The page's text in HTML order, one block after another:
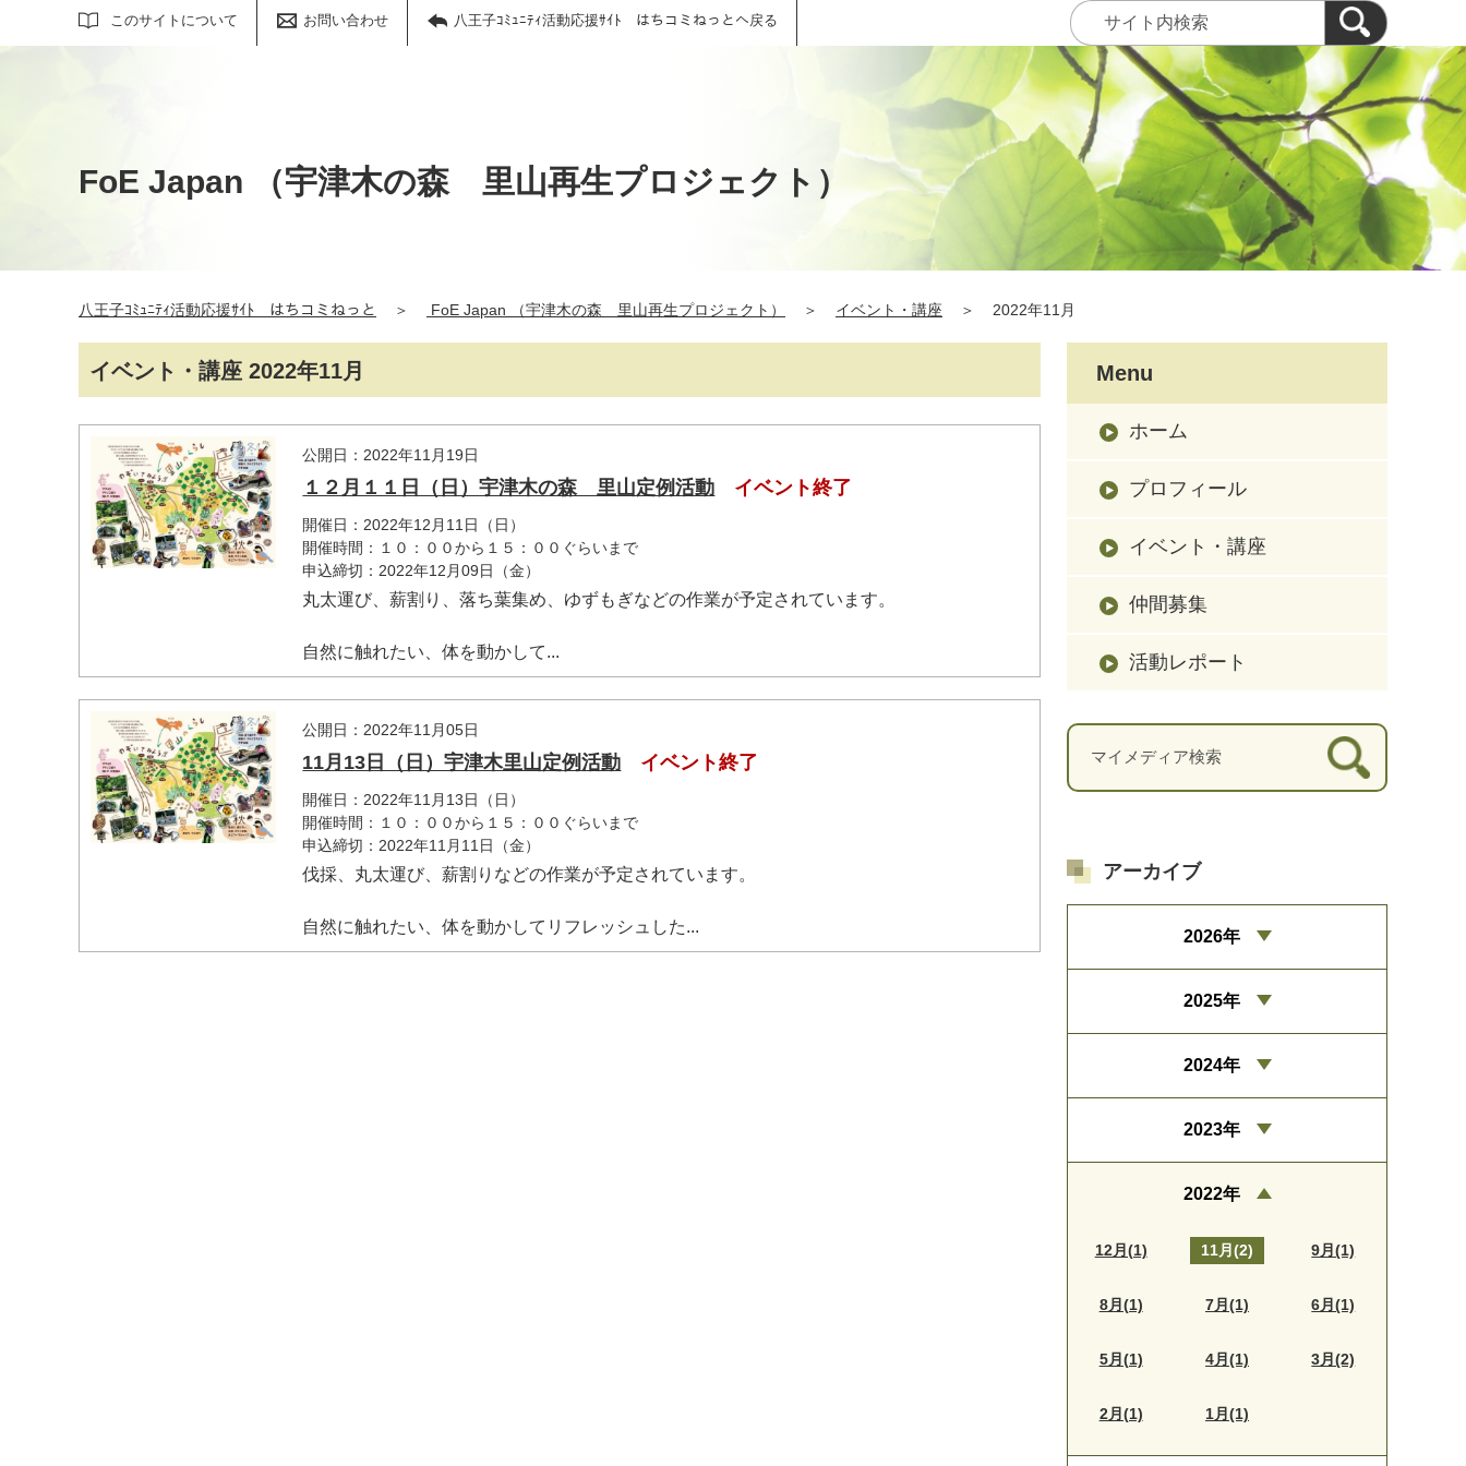
このサイトについて お問い合わせ 八王子ｺﾐｭﾆﾃｨ活動応援ｻｲﾄ はちコミねっとへ戻る
サイト内検索
FoE Japan （宇津木の森 里山再生プロジェクト）
八王子ｺﾐｭﾆﾃｨ活動応援ｻｲﾄ はちコミねっと ＞ FoE Japan （宇津木の森 里山再生プロジェクト） ＞ イベント・講座 ＞ 2022年11月
イベント・講座 2022年11月
公開日：2022年11月19日
１２月１１日（日）宇津木の森 里山定例活動 イベント終了
開催日：2022年12月11日（日）
開催時間：１０：００から１５：００ぐらいまで
申込締切：2022年12月09日（金）
丸太運び、薪割り、落ち葉集め、ゆずもぎなどの作業が予定されています。
自然に触れたい、体を動かして...
公開日：2022年11月05日
11月13日（日）宇津木里山定例活動 イベント終了
開催日：2022年11月13日（日）
開催時間：１０：００から１５：００ぐらいまで
申込締切：2022年11月11日（金）
伐採、丸太運び、薪割りなどの作業が予定されています。
自然に触れたい、体を動かしてリフレッシュした...
Menu
ホーム
プロフィール
イベント・講座
仲間募集
活動レポート
マイメディア検索
アーカイブ
2026年
2025年
2024年
2023年
2022年
12月(1) 11月(2) 9月(1)
8月(1) 7月(1) 6月(1)
5月(1) 4月(1) 3月(2)
2月(1) 1月(1)